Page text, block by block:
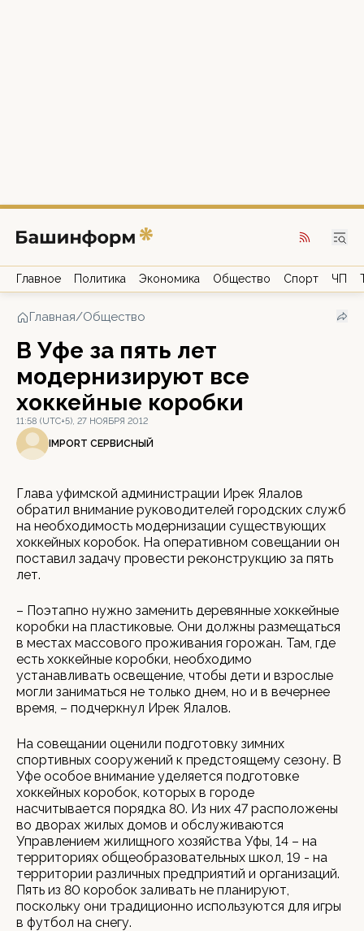
Главное Политика Экономика Общество Спорт ЧП
Главная/Общество
В Уфе за пять лет
модернизируют все
хоккейные коробки
11:58 (UTC+5), 27 НОЯБРЯ 2012
IMPORT СЕРВИСНЫЙ
Глава уфимской администрации Ирек Ялалов
обратил внимание руководителей городских служб
на необходимость модернизации существующих
хоккейных коробок. На оперативном совещании он
поставил задачу провести реконструкцию за пять
лет.
– Поэтапно нужно заменить деревянные хоккейные
коробки на пластиковые. Они должны размещаться
в местах массового проживания горожан. Там, где
есть хоккейные коробки, необходимо
устанавливать освещение, чтобы дети и взрослые
могли заниматься не только днем, но и в вечернее
время, – подчеркнул Ирек Ялалов.
На совещании оценили подготовку зимних
спортивных сооружений к предстоящему сезону. В
Уфе особое внимание уделяется подготовке
хоккейных коробок, которых в городе
насчитывается порядка 80. Из них 47 расположены
во дворах жилых домов и обслуживаются
Управлением жилищного хозяйства Уфы, 14 – на
территориях общеобразовательных школ, 19 - на
территории различных предприятий и организаций.
Пять из 80 коробок заливать не планируют,
поскольку они традиционно используются для игры
в футбол на снегу.